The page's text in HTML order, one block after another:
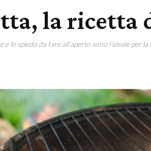
la ricetta
lo spiedo da fare all’aperto sono l’ideale per